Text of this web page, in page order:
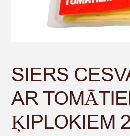
SIERS
AR
ĶIPLOKIEM